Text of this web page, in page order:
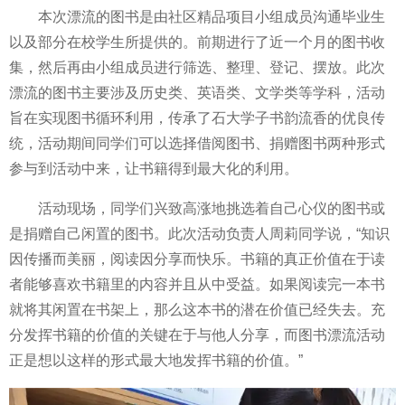
本次漂流的图书是由社区精品项目小组成员沟通毕业生
以及部分在校学生所提供的。前期进行了近一个月的图书收
集，然后再由小组成员进行筛选、整理、登记、摆放。此次
漂流的图书主要涉及历史类、英语类、文学类等学科，活动
旨在实现图书循环利用，传承了石大学子书韵流香的优良传
统，活动期间同学们可以选择借阅图书、捐赠图书两种形式
参与到活动中来，让书籍得到最大化的利用。
活动现场，同学们兴致高涨地挑选着自己心仪的图书或
是捐赠自己闲置的图书。此次活动负责人周莉同学说，“知识
因传播而美丽，阅读因分享而快乐。书籍的真正价值在于读
者能够喜欢书籍里的内容并且从中受益。如果阅读完一本书
就将其闲置在书架上，那么这本书的潜在价值已经失去。充
分发挥书籍的价值的关键在于与他人分享，而图书漂流活动
正是想以这样的形式最大地发挥书籍的价值。”